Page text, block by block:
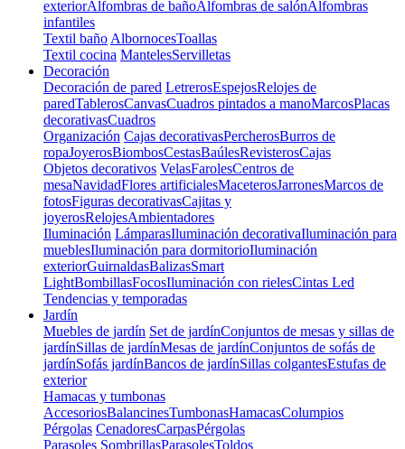
exteriorAlfombras de bañoAlfombras de salónAlfombras
infantiles
Textil baño AlbornocesToallas
Textil cocina MantelesServilletas
Decoración
Decoración de pared LetrerosEspejosRelojes de
paredTablerosCanvasCuadros pintados a manoMarcosPlacas
decorativasCuadros
Organización Cajas decorativasPercherosBurros de
ropaJoyerosBiombosCestasBaúlesRevisterosCajas
Objetos decorativos VelasFarolesCentros de
mesaNavidadFlores artificialesMaceterosJarronesMarcos de
fotosFiguras decorativasCajitas y
joyerosRelojesAmbientadores
Iluminación LámparasIluminación decorativaIluminación para
mueblesIluminación para dormitorioIluminación
exteriorGuirnaldasBalizasSmart
LightBombillasFocosIluminación con rielesCintas Led
Tendencias y temporadas
Jardín
Muebles de jardín Set de jardínConjuntos de mesas y sillas de
jardínSillas de jardínMesas de jardínConjuntos de sofás de
jardínSofás jardínBancos de jardínSillas colgantesEstufas de
exterior
Hamacas y tumbonas
AccesoriosBalancinesTumbonasHamacasColumpios
Pérgolas CenadoresCarpasPérgolas
Parasoles SombrillasParasolesToldos